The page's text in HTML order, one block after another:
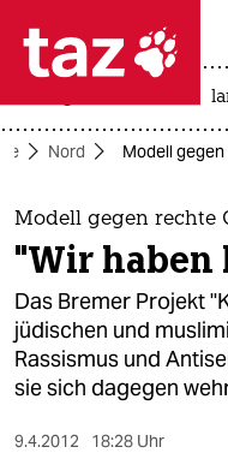
 taz
themen
politik
öko
gesellschaft
kultur
Nord Modell
Modell gegen rechte
"Wir haben
Das Bremer Projekt
jüdischen und
Rassismus und
sie sich dagegen
9.4.2012 18:28 Uhr